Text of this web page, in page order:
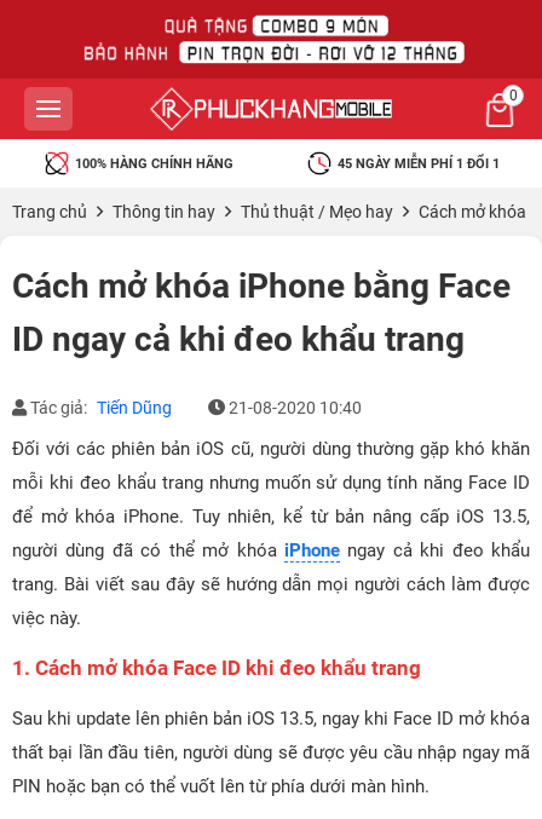
0
100% HÀNG CHÍNH HÃNG 45 NGÀY MIỄN PHÍ 1 ĐỔI 1
Trang chủ Thông tin hay Thủ thuật / Mẹo hay Cách mở khóa
Cách mở khóa iPhone bằng Face
ID ngay cả khi đeo khẩu trang
Tác giả: Tiến Dũng 21-08-2020 10:40
Đối với các phiên bản iOS cũ, người dùng thường gặp khó khăn
mỗi khi đeo khẩu trang nhưng muốn sử dụng tính năng Face ID
để mở khóa iPhone. Tuy nhiên, kể từ bản nâng cấp iOS 13.5,
người dùng đã có thể mở khóa iPhonengay cả khi đeo khẩu
trang. Bài viết sau đây sẽ hướng dẫn mọi người cách làm được
việc này.
1. Cách mở khóa Face ID khi đeo khẩu trang
Sau khi update lên phiên bản iOS 13.5, ngay khi Face ID mở khóa
thất bại lần đầu tiên, người dùng sẽ được yêu cầu nhập ngay mã
PIN hoặc bạn có thể vuốt lên từ phía dưới màn hình.